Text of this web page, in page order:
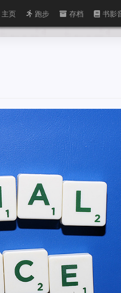
主页 跑步 存档 书影